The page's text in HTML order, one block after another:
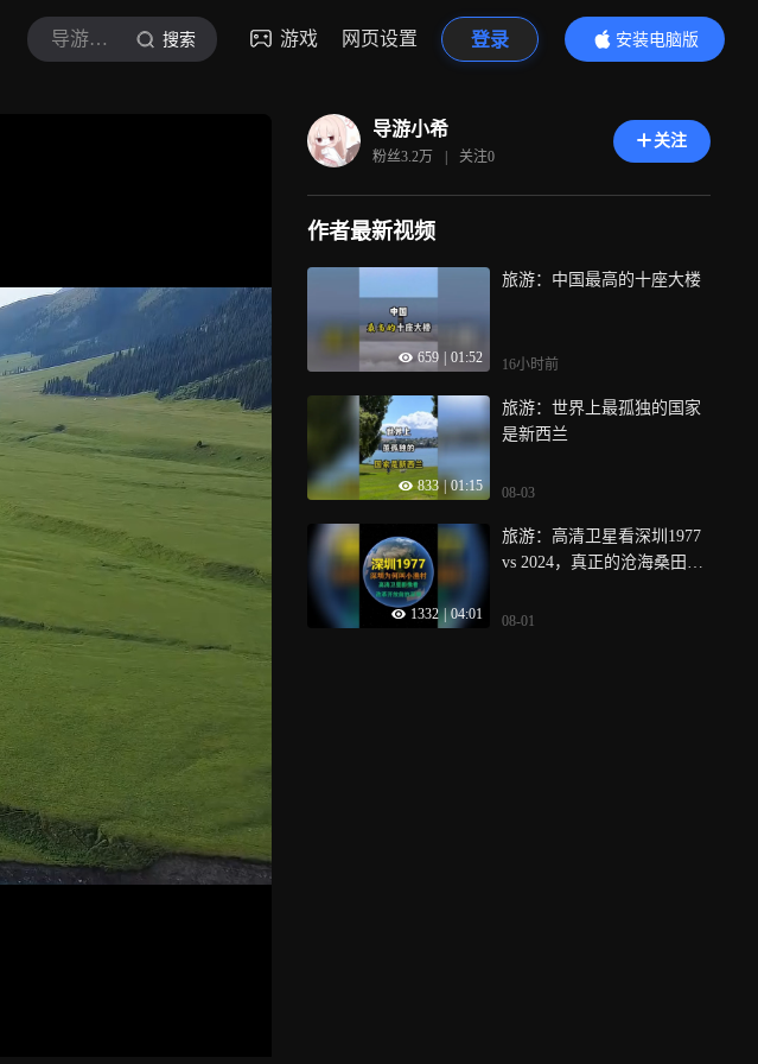
导游小希 搜索 游戏 网页设置 登录
安装电脑版
内容更精彩
导游小希
粉丝3.2万 | 关注0
关注
作者最新视频
659 01:52
旅游：中国最高的十座大楼
16小时前
833 | 01:15
旅游：世界上最孤独的国家
是新西兰
08-03
1332 | 04:01
旅游：高清卫星看深圳1977
vs 2024，真正的沧海桑田之
08-01